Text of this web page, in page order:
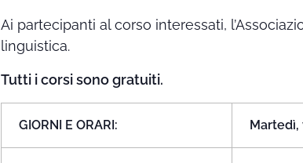
Ai partecipanti al corso interessati,
linguistica.
Tutti i corsi sono gratuiti.
GIORNI E ORARI: Martedì,